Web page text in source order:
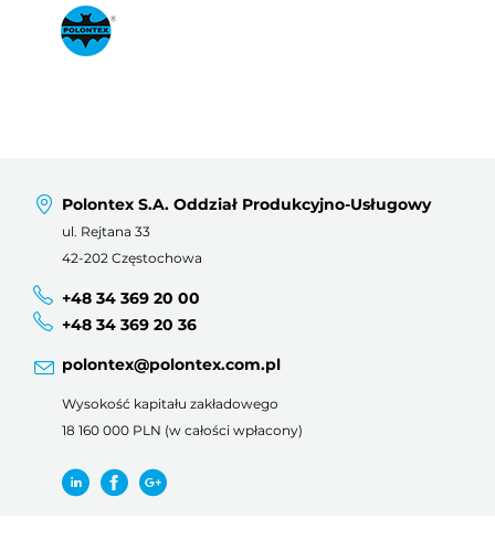
Polontex S.A. Oddział Produkcyjno-Usługowy
ul. Rejtana 33
42-202 Częstochowa
+48 34 369 20 00
+48 34 369 20 36
polontex@polontex.com.pl
Wysokość kapitału zakładowego
18 160 000 PLN (w całości wpłacony)